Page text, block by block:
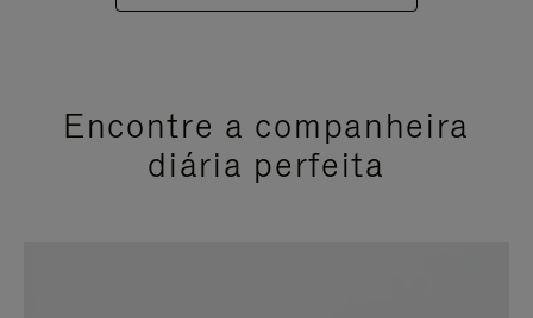
Encontre a companheira
diária perfeita